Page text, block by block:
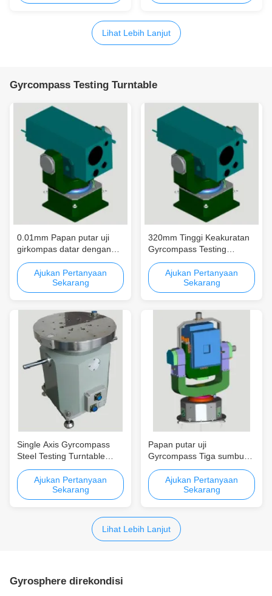
Lihat Lebih Lanjut
Gyrcompass Testing Turntable
0.01mm Papan putar uji
girkompas datar dengan
akurasi swing ± 2" dan
akurasi posisi sudut ± 3"
Ajukan Pertanyaan
Sekarang
320mm Tinggi Keakuratan
Gyrcompass Testing
Turntable dengan RS232
RS422 Ethernet Interface
Ajukan Pertanyaan
Sekarang
Single Axis Gyrcompass
Steel Testing Turntable
dengan Keakuratan Swing
Tinggi untuk Aplikasi
Vertikal dan Horizontal
Ajukan Pertanyaan
Sekarang
Papan putar uji
Gyrcompass Tiga sumbu
yang disesuaikan dengan
RS232 RS422 Ethernet
Interface dan Konstruksi
paduan aluminium stainless
Ajukan Pertanyaan
Sekarang
Lihat Lebih Lanjut
Gyrosphere direkondisi